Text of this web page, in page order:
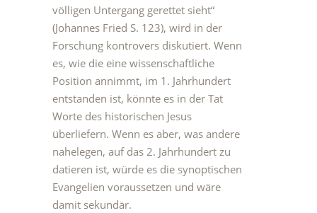
völligen Untergang gerettet sieht“
(Johannes Fried S. 123), wird in der
Forschung kontrovers diskutiert. Wenn
es, wie die eine wissenschaftliche
Position annimmt, im 1. Jahrhundert
entstanden ist, könnte es in der Tat
Worte des historischen Jesus
überliefern. Wenn es aber, was andere
nahelegen, auf das 2. Jahrhundert zu
datieren ist, würde es die synoptischen
Evangelien voraussetzen und wäre
damit sekundär.